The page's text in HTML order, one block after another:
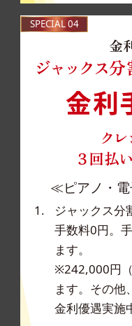
SPECIAL 04
金
≪ピアノ・
ジャックス分
手数料0円。
ます。
※242,000円
ます。その他
金利優遇実施